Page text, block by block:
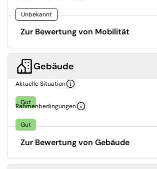
Unbekannt
Zur Bewertung von Mobilität
Gebäude
Aktuelle Situation
Gut
Rahmenbedingungen
Gut
Zur Bewertung von Gebäude